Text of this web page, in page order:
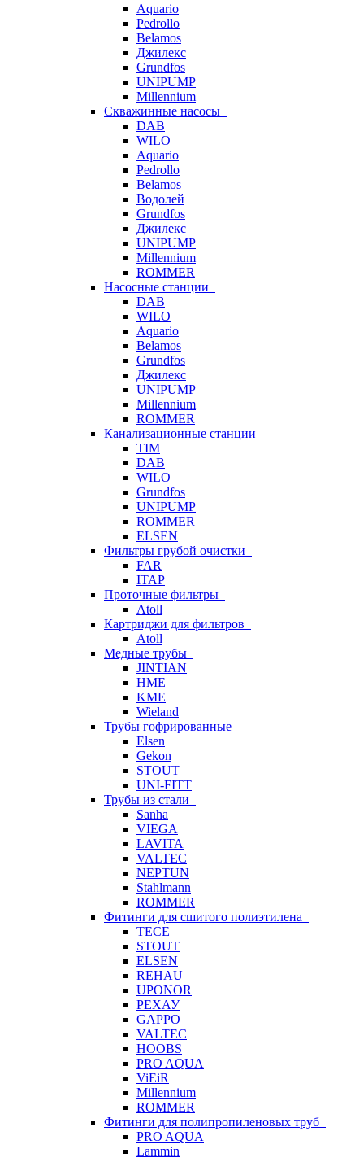
Aquario
Pedrollo
Belamos
Джилекс
Grundfos
UNIPUMP
Millennium
Скважинные насосы
DAB
WILO
Aquario
Pedrollo
Belamos
Водолей
Grundfos
Джилекс
UNIPUMP
Millennium
ROMMER
Насосные станции
DAB
WILO
Aquario
Belamos
Grundfos
Джилекс
UNIPUMP
Millennium
ROMMER
Канализационные станции
TIM
DAB
WILO
Grundfos
UNIPUMP
ROMMER
ELSEN
Фильтры грубой очистки
FAR
ITAP
Проточные фильтры
Atoll
Картриджи для фильтров
Atoll
Медные трубы
JINTIAN
HME
KME
Wieland
Трубы гофрированные
Elsen
Gekon
STOUT
UNI-FITT
Трубы из стали
Sanha
VIEGA
LAVITA
VALTEC
NEPTUN
Stahlmann
ROMMER
Фитинги для сшитого полиэтилена
TECE
STOUT
ELSEN
REHAU
UPONOR
РЕХАУ
GAPPO
VALTEC
HOOBS
PRO AQUA
ViEiR
Millennium
ROMMER
Фитинги для полипропиленовых труб
PRO AQUA
Lammin